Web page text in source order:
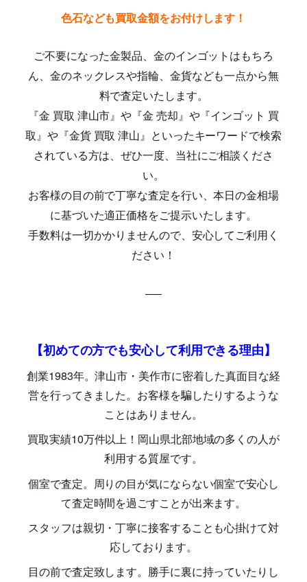
色石なども買取金額をお付けします！
ご不要になった金製品、金のインゴットはもちろ
ん、金のネックレスや指輪、金貨なども一点から無
料で査定いたします。
『金 買取 津山市』や『金 売却』や『インゴット 買
取』や『金貨 買取 津山』といったキーワードで検索
されている方は、ぜひ一度、当社にご相談くださ
い。
お客様の目の前で丁寧な査定を行い、本日の金相場
に基づいた適正価格をご提示いたします。
手数料は一切かかりませんので、安心してご利用く
ださい！
—–
【初めての方でも安心して利用できる理由】
創業1983年。津山市・美作市に密着した真面目な経
営を行ってきました。お客様を騙したりするような
ことはありません。
買取実績10万件以上！岡山県北部地域の多くの人が
利用する質屋です。
個室で査定。周りの目が気にならない個室で安心し
て査定時間を過ごすことが出来ます。
スタッフは親切・丁寧に接客することも心掛けて対
応しております。
目の前で査定致します。勝手に裏に持っていたりし